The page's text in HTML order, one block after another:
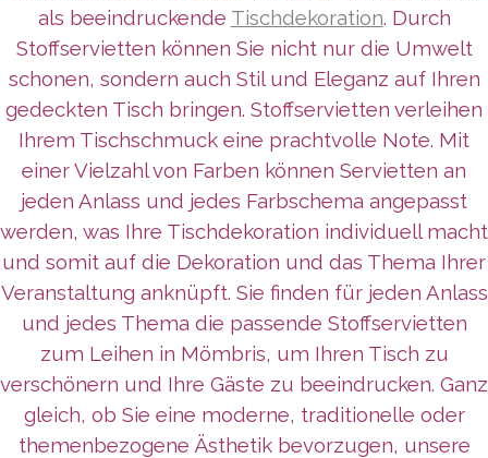
als beeindruckende Tischdekoration. Durch
Stoffservietten können Sie nicht nur die Umwelt
schonen, sondern auch Stil und Eleganz auf Ihren
gedeckten Tisch bringen. Stoffservietten verleihen
Ihrem Tischschmuck eine prachtvolle Note. Mit
einer Vielzahl von Farben können Servietten an
jeden Anlass und jedes Farbschema angepasst
werden, was Ihre Tischdekoration individuell macht
und somit auf die Dekoration und das Thema Ihrer
Veranstaltung anknüpft. Sie finden für jeden Anlass
und jedes Thema die passende Stoffservietten
zum Leihen in Mömbris, um Ihren Tisch zu
verschönern und Ihre Gäste zu beeindrucken. Ganz
gleich, ob Sie eine moderne, traditionelle oder
themenbezogene Ästhetik bevorzugen, unsere